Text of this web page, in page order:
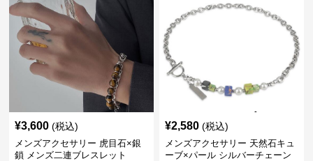
¥3,600 (税込)
メンズアクセサリー 虎目石×銀
鎖 メンズ二連ブレスレット
¥2,580 (税込)
メンズアクセサリー 天然石キュ
ーブ×パール シルバーチェーン